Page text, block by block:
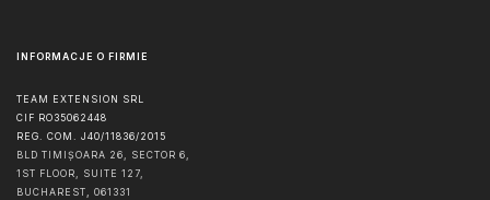
INFORMACJE O FIRMIE
TEAM EXTENSION SRL
CIF RO35062448
REG. COM. J40/11836/2015
BLD TIMIȘOARA 26, SECTOR 6,
1ST FLOOR, SUITE 127,
BUCHAREST, 061331